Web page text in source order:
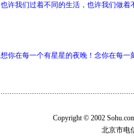
也许我们过着不同的生活，也许我们做
想你在每一个有星星的夜晚！念你在每
Copyright © 2002
北京市电